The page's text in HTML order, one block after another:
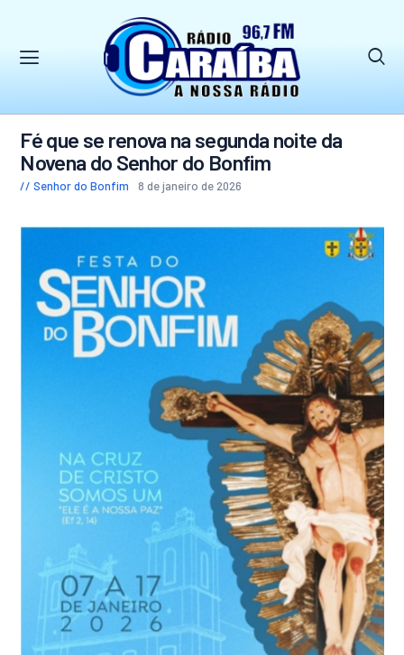
Fé que se renova na segunda noite da
Novena do Senhor do Bonfim
Senhor do Bonfim 8 de janeiro de 2026